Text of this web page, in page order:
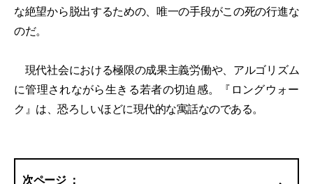
な絶望から脱出するための、唯一の手段がこの死の行進な
のだ。
現代社会における極限の成果主義労働や、アルゴリズム
に管理されながら生きる若者の切迫感。『ロングウォー
ク』は、恐ろしいほどに現代的な寓話なのである。